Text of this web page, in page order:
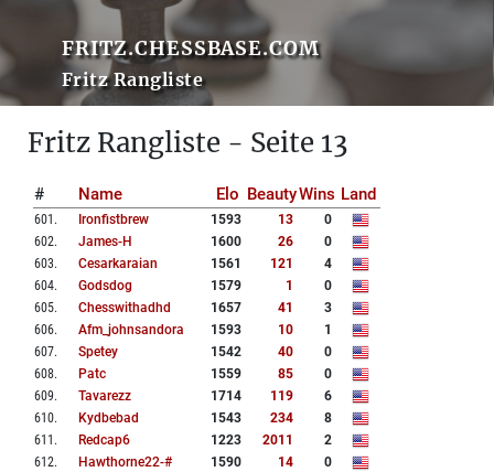
FRITZ.CHESSBASE.COM
Fritz Rangliste
Fritz Rangliste - Seite 13
# Name Elo BeautyWins Land
601 . Ironfistbrew 1593 13
0
602. James-H 1600 26
0
603. Cesarkaraian 1561 121
4
604. Godsdog 1579 1
0
605. Chesswithadhd 1657 41
3
606. Afm_johnsandora 1593 10
1
607. Spetey 1542 40
0
608. Patc 1559 85
0
609. Tavarezz 1714 119
6
610. Kydbebad 1543 234
8
611 . Redcap6 1223 2011
2
612. Hawthorne22-# 1590 14
0